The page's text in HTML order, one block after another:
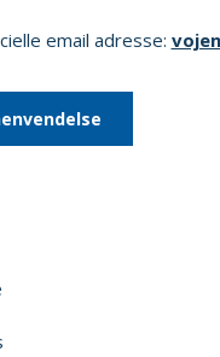
email adresse: